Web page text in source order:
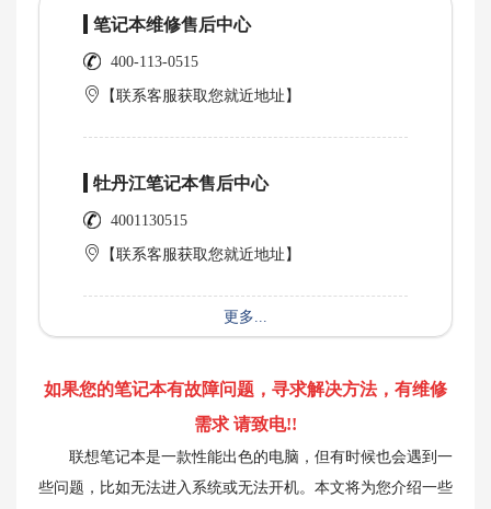
笔记本维修售后中心
400-113-0515
【联系客服获取您就近地址】
牡丹江笔记本售后中心
4001130515
【联系客服获取您就近地址】
更多...
如果您的笔记本有故障问题，寻求解决方法，有维修
需求 请致电!!
联想笔记本是一款性能出色的电脑，但有时候也会遇到一
些问题，比如无法进入系统或无法开机。本文将为您介绍一些